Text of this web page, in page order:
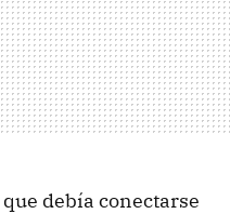
debía conectarse